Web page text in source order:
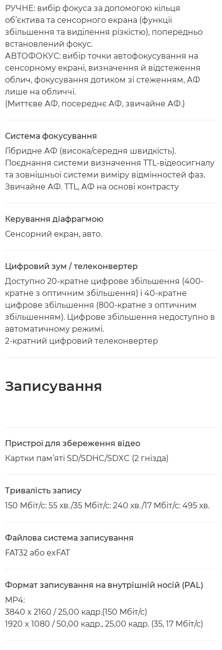
РУЧНЕ: вибір фокуса за допомогою кільця
об’єктива та сенсорного екрана (функції
збільшення та виділення різкістю), попередньо
встановлений фокус.
АВТОФОКУС: вибір точки автофокусування на
сенсорному екрані, визначення й відстеження
облич, фокусування дотиком зі стеженням, АФ
лише на обличчі.
(Миттєве АФ, посереднє АФ, звичайне АФ.)
Система фокусування
Гібридне АФ (висока/середня швидкість).
Поєднання системи визначення TTL-відеосигналу
та зовнішньої системи виміру відмінностей фаз.
Звичайне АФ. TTL, АФ на основі контрасту
Керування діафрагмою
Сенсорний екран, авто.
Цифровий зум / телеконвертер
Доступно 20-кратне цифрове збільшення (400-
кратне з оптичним збільшення) і 40-кратне
цифрове збільшення (800-кратне з оптичним
збільшенням). Цифрове збільшення недоступно в
автоматичному режимі.
2-кратний цифровий телеконвертер
Записування
Пристрої для збереження відео
Картки пам’яті SD/SDHC/SDXC (2 гнізда)
Тривалість запису
150 Мбіт/с: 55 хв./35 Мбіт/с: 240 хв./17 Мбіт/с: 495 хв.
Файлова система записування
FAT32 або exFAT
Формат записування на внутрішній носій (PAL)
MP4:
3840 x 2160 / 25,00 кадр.(150 Мбіт/с)
1920 x 1080 / 50,00 кадр., 25,00 кадр. (35, 17 Мбіт/с)